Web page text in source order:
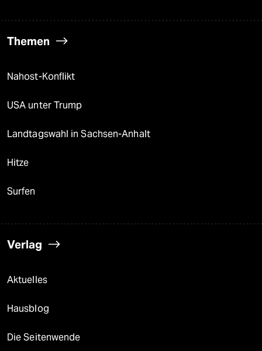
Themen
Nahost-Konflikt
USA unter Trump
Landtagswahl in Sachsen-Anhalt
Hitze
Surfen
Verlag
Aktuelles
Hausblog
Die Seitenwende